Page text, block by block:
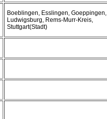
Boeblingen, Esslingen, Goeppingen,
Ludwigsburg, Rems-Murr-Kreis,
Stuttgart(Stadt)